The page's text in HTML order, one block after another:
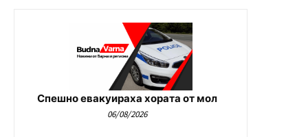
Спешно евакуираха хората от мол
06/08/2026